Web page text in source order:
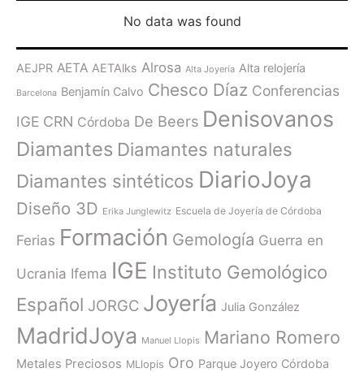
No data was found
AEJPR AETA AETAlks Alrosa Alta Joyería Alta relojería
Barcelona Benjamín Calvo Chesco Díaz Conferencias
IGE CRN Córdoba De Beers Denisovanos
Diamantes Diamantes naturales
Diamantes sintéticos DiarioJoya
Diseño 3D Erika Junglewitz Escuela de Joyería de Córdoba
Ferias Formación Gemología Guerra en
Ucrania Ifema IGE Instituto Gemológico
Español JORGC Joyería Julia González
MadridJoya Manuel Llopis Mariano Romero
Metales Preciosos MLlopis Oro Parque Joyero Córdoba